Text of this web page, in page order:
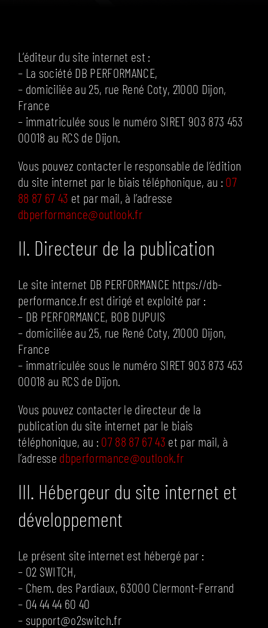
L’éditeur du site internet est :
– La société DB PERFORMANCE,
– domiciliée au 25, rue René Coty, 21000 Dijon,
France
– immatriculée sous le numéro SIRET 903 873 453
00018 au RCS de Dijon.
Vous pouvez contacter le responsable de l’édition
du site internet par le biais téléphonique, au : 07
88 87 67 43 et par mail, à l’adresse
dbperformance@outlook.fr
II. Directeur de la publication
Le site internet DB PERFORMANCE https://db-
performance.fr est dirigé et exploité par :
– DB PERFORMANCE, BOB DUPUIS
– domiciliée au 25, rue René Coty, 21000 Dijon,
France
– immatriculée sous le numéro SIRET 903 873 453
00018 au RCS de Dijon.
Vous pouvez contacter le directeur de la
publication du site internet par le biais
téléphonique, au : 07 88 87 67 43 et par mail, à
l’adresse dbperformance@outlook.fr
III. Hébergeur du site internet et
développement
Le présent site internet est hébergé par :
– O2 SWITCH,
– Chem. des Pardiaux, 63000 Clermont-Ferrand
– 04 44 44 60 40
– support@o2switch.fr